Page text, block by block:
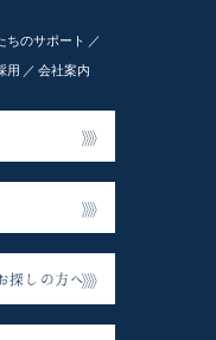
ちのサポート
用 会社案内
探しの方へ